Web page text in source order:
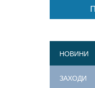
НОВИНИ
ЗАХОДИ